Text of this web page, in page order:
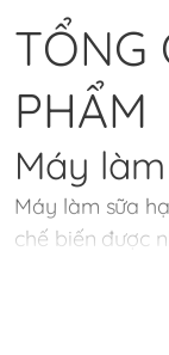
TỔNG
PHẨM
Máy
Máy làm sữa
chế biến được
củ từ các
nữa, với việc